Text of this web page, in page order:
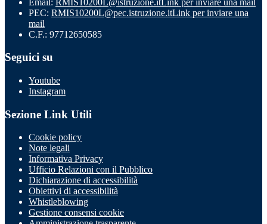
PEC: RMIS10200L@pec.istruzione.itLink per inviare una
mail
C.F.: 97712650585
Seguici su
Youtube
Instagram
Sezione Link Utili
Cookie policy
Note legali
Informativa Privacy
Ufficio Relazioni con il Pubblico
Dichiarazione di accessibilità
Obiettivi di accessibilità
Whistleblowing
Gestione consensi cookie